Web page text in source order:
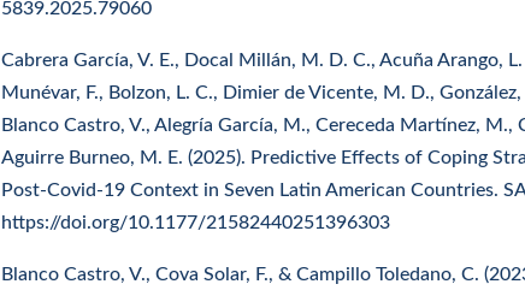
5839.2025.79060
Cabrera García, V. E., Docal Millán, M. D. C., Acuña Arango,
Munévar, F., Bolzon, L. C., Dimier de Vicente, M. D., González,
Blanco Castro, V., Alegría García, M., Cereceda Martínez, M.,
Aguirre Burneo, M. E. (2025). Predictive Effects of Coping
Post-Covid-19 Context in Seven Latin American Countries.
https://doi.org/10.1177/21582440251396303
Blanco Castro, V., Cova Solar, F., & Campillo Toledano, C.